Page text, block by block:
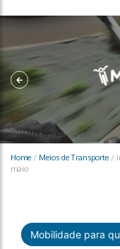
Home / Meios de Transporte /
maio
Mobilidade para